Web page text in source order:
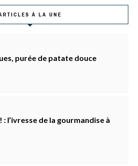
À LA UNE
purée de patate douce
l’ivresse de la gourmandise à